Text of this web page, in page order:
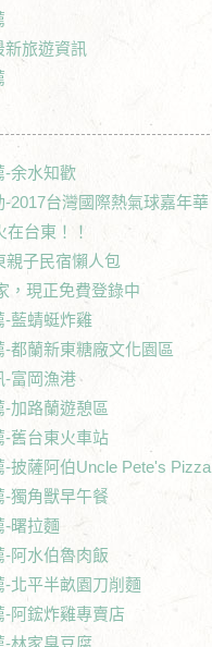
旅遊資訊
-余水知歡
-2017台灣國際熱氣球嘉年華
在台東！！
親子民宿懶人包
，現正免費登錄中
-藍蜻蜓炸雞
-都蘭新東糖廠文化園區
-富岡漁港
-加路蘭遊憩區
-舊台東火車站
-披薩阿伯Uncle Pete's Pizza
-獨角獸早午餐
-曙拉麵
-阿水伯魯肉飯
-北平半畝園刀削麵
-阿鋐炸雞專賣店
-林家臭豆腐